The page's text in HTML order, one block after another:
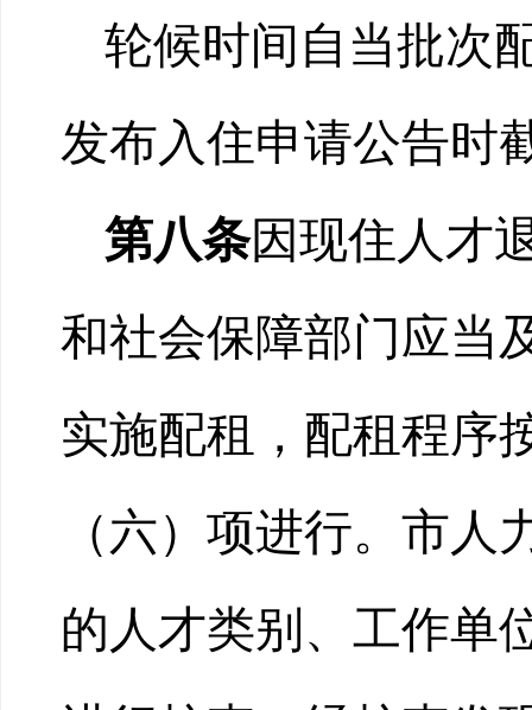
轮候时间自当批次
发布入住申请公告时
第八条因现住人才
和社会保障部门应当
实施配租，配租程序
（六）项进行。市
的人才类别、工作单